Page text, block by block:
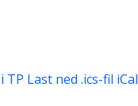
TP Last ned .ics-fil iCal